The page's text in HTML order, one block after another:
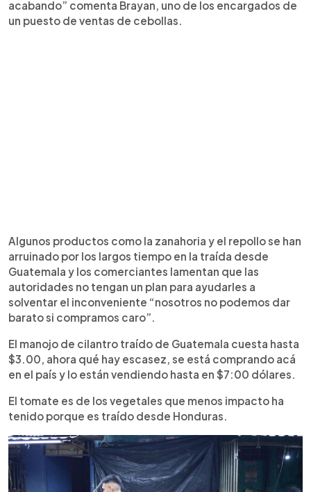
acabando” comenta Brayan, uno de los encargados de
un puesto de ventas de cebollas.
Algunos productos como la zanahoria y el repollo se han
arruinado por los largos tiempo en la traída desde
Guatemala y los comerciantes lamentan que las
autoridades no tengan un plan para ayudarles a
solventar el inconveniente “nosotros no podemos dar
barato si compramos caro”.
El manojo de cilantro traído de Guatemala cuesta hasta
$3.00, ahora qué hay escasez, se está comprando acá
en el país y lo están vendiendo hasta en $7:00 dólares.
El tomate es de los vegetales que menos impacto ha
tenido porque es traído desde Honduras.